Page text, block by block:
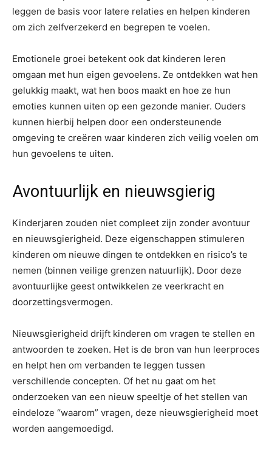
leggen de basis voor latere relaties en helpen kinderen
om zich zelfverzekerd en begrepen te voelen.
Emotionele groei betekent ook dat kinderen leren
omgaan met hun eigen gevoelens. Ze ontdekken wat hen
gelukkig maakt, wat hen boos maakt en hoe ze hun
emoties kunnen uiten op een gezonde manier. Ouders
kunnen hierbij helpen door een ondersteunende
omgeving te creëren waar kinderen zich veilig voelen om
hun gevoelens te uiten.
Avontuurlijk en nieuwsgierig
Kinderjaren zouden niet compleet zijn zonder avontuur
en nieuwsgierigheid. Deze eigenschappen stimuleren
kinderen om nieuwe dingen te ontdekken en risico’s te
nemen (binnen veilige grenzen natuurlijk). Door deze
avontuurlijke geest ontwikkelen ze veerkracht en
doorzettingsvermogen.
Nieuwsgierigheid drijft kinderen om vragen te stellen en
antwoorden te zoeken. Het is de bron van hun leerproces
en helpt hen om verbanden te leggen tussen
verschillende concepten. Of het nu gaat om het
onderzoeken van een nieuw speeltje of het stellen van
eindeloze “waarom” vragen, deze nieuwsgierigheid moet
worden aangemoedigd.